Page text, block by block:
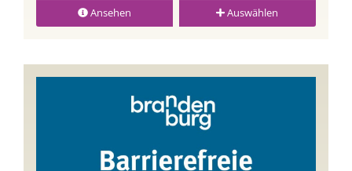
Ansehen Auswählen